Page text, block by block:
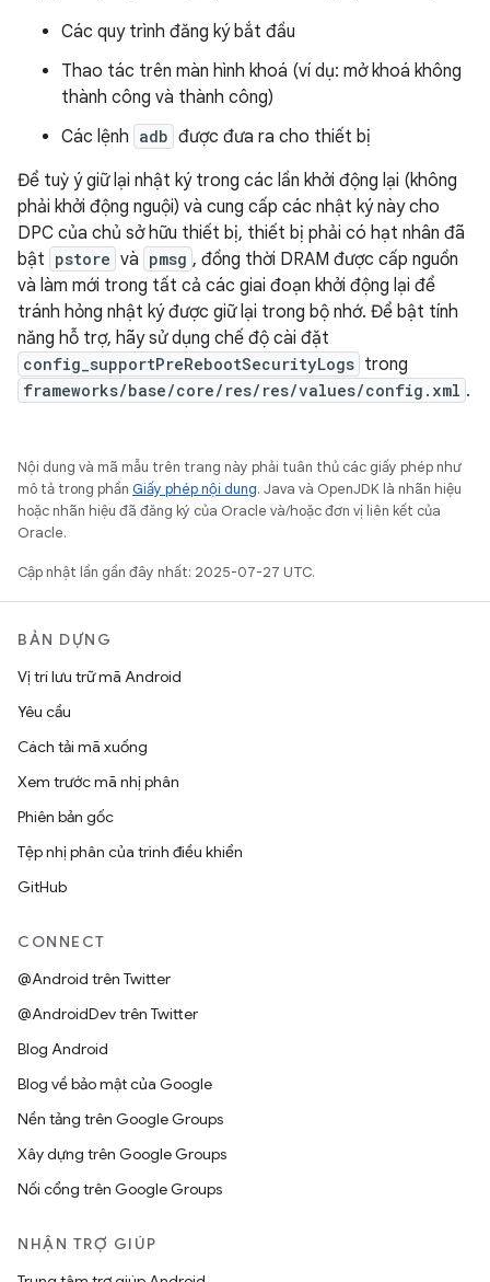
Các quy trình đăng ký bắt đầu
Thao tác trên màn hình khoá (ví dụ: mở khoá không
thành công và thành công)
Các lệnh adb được đưa ra cho thiết bị
Để tuỳ ý giữ lại nhật ký trong các lần khởi động lại (không
phải khởi động nguội) và cung cấp các nhật ký này cho
DPC của chủ sở hữu thiết bị, thiết bị phải có hạt nhân đã
bật pstore và pmsg , đồng thời DRAM được cấp nguồn
và làm mới trong tất cả các giai đoạn khởi động lại để
tránh hỏng nhật ký được giữ lại trong bộ nhớ. Để bật tính
năng hỗ trợ, hãy sử dụng chế độ cài đặt
config_supportPreRebootSecurityLogs trong
frameworks/base/core/res/res/values/config.xml .
Nội dung và mã mẫu trên trang này phải tuân thủ các giấy phép như
mô tả trong phần Giấy phép nội dung. Java và OpenJDK là nhãn hiệu
hoặc nhãn hiệu đã đăng ký của Oracle và/hoặc đơn vị liên kết của
Oracle.
Cập nhật lần gần đây nhất: 2025-07-27 UTC.
BẢN DỰNG
Vị trí lưu trữ mã Android
Yêu cầu
Cách tải mã xuống
Xem trước mã nhị phân
Phiên bản gốc
Tệp nhị phân của trình điều khiển
GitHub
CONNECT
@Android trên Twitter
@AndroidDev trên Twitter
Blog Android
Blog về bảo mật của Google
Nền tảng trên Google Groups
Xây dựng trên Google Groups
Nối cổng trên Google Groups
NHẬN TRỢ GIÚP